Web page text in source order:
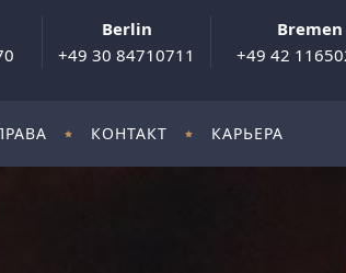
Berlin
+49 30 84710711
Bremen
+49 42
КОНТАКТ КАРЬЕРА